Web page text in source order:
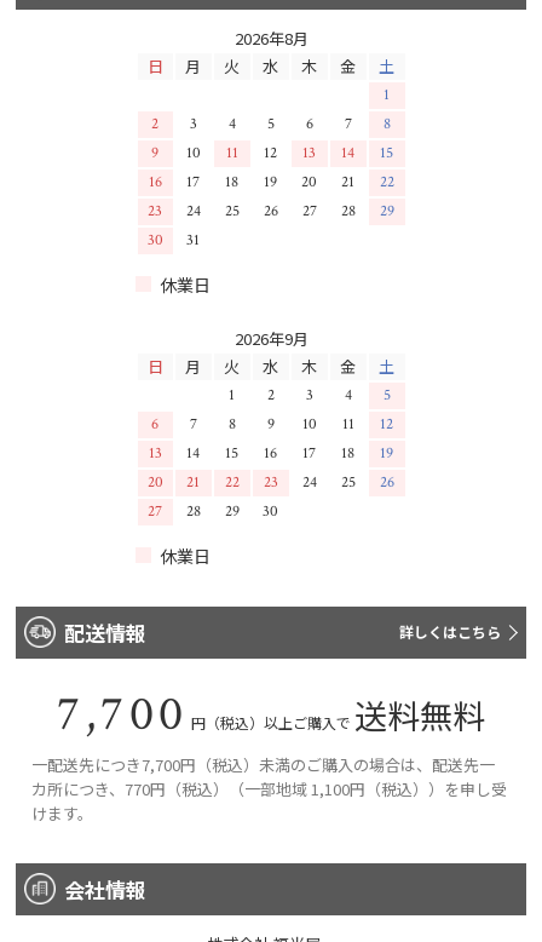
2026年8月
日
月 火 水 木 金 土
1
2
3 4 5 6 7
8
9
10 11 12 13 14
15
16
17 18 19 20 21
22
23
24 25 26 27 28
29
30
31
休業日
2026年9月
日
月 火 水 木 金 土
1 2 3 4
5
6
7 8 9 10 11
12
13
14 15 16 17 18
19
20
21 22 23 24 25
26
27
28 29 30
休業日
配送情報 詳しくはこちら
7,700 円（税込）以上ご購入で 送料無料
一配送先につき7,700円（税込）未満のご購入の場合は、配送先一
カ所につき、770円（税込）（一部地域 1,100円（税込））を申し受
けます。
会社情報